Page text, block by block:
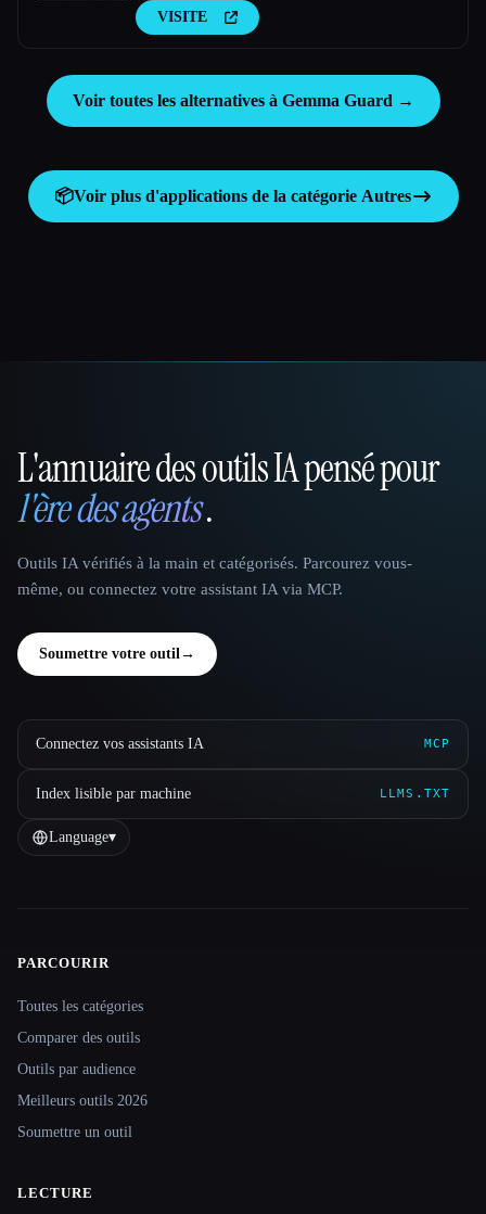
VISITE
Voir toutes les alternatives à Gemma Guard →
📦Voir plus d'applications de la catégorie Autres
That AI Collection
L'annuaire des outils IA pensé pour
l'ère des agents.
Outils IA vérifiés à la main et catégorisés. Parcourez vous-
même, ou connectez votre assistant IA via MCP.
Soumettre votre outil →
Connectez vos assistants IA MCP
Index lisible par machine LLMS.TXT
Language▾
Site navigation
PARCOURIR
Toutes les catégories
Comparer des outils
Outils par audience
Meilleurs outils 2026
Soumettre un outil
LECTURE